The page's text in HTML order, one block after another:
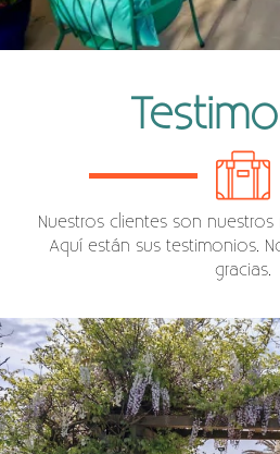
Nuestros clientes son
Aquí están sus testimonios.
gracias.